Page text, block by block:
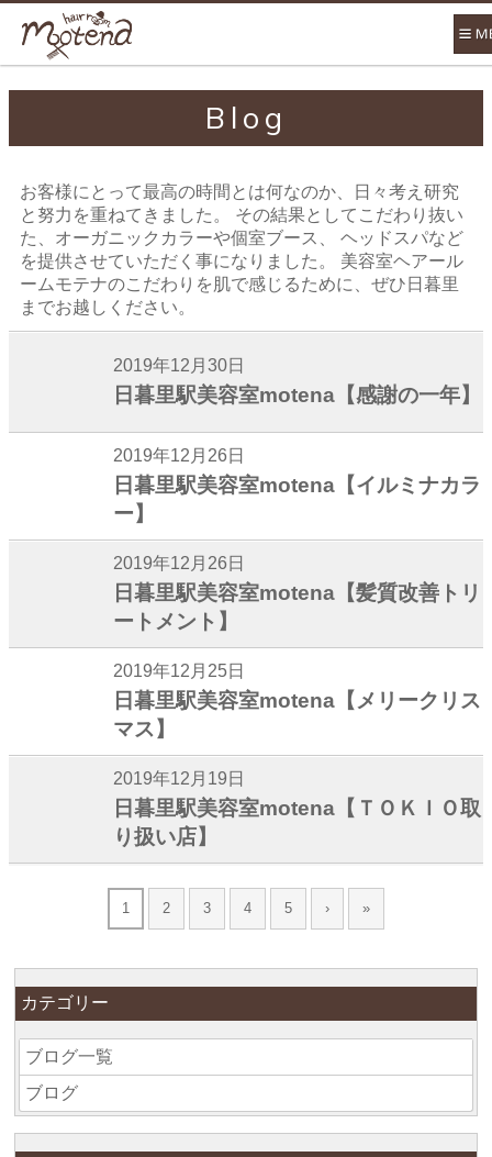
Blog
お客様にとって最高の時間とは何なのか、日々考え研究
と努力を重ねてきました。 その結果としてこだわり抜い
た、オーガニックカラーや個室ブース、 ヘッドスパなど
を提供させていただく事になりました。 美容室ヘアール
ームモテナのこだわりを肌で感じるために、ぜひ日暮里
までお越しください。
2019年12月30日
日暮里駅美容室motena【感謝の一年】
2019年12月26日
日暮里駅美容室motena【イルミナカラ
ー】
2019年12月26日
日暮里駅美容室motena【髪質改善トリ
ートメント】
2019年12月25日
日暮里駅美容室motena【メリークリス
マス】
2019年12月19日
日暮里駅美容室motena【ＴＯＫＩＯ取
り扱い店】
1 2 3 4 5 › »
カテゴリー
ブログ一覧
ブログ